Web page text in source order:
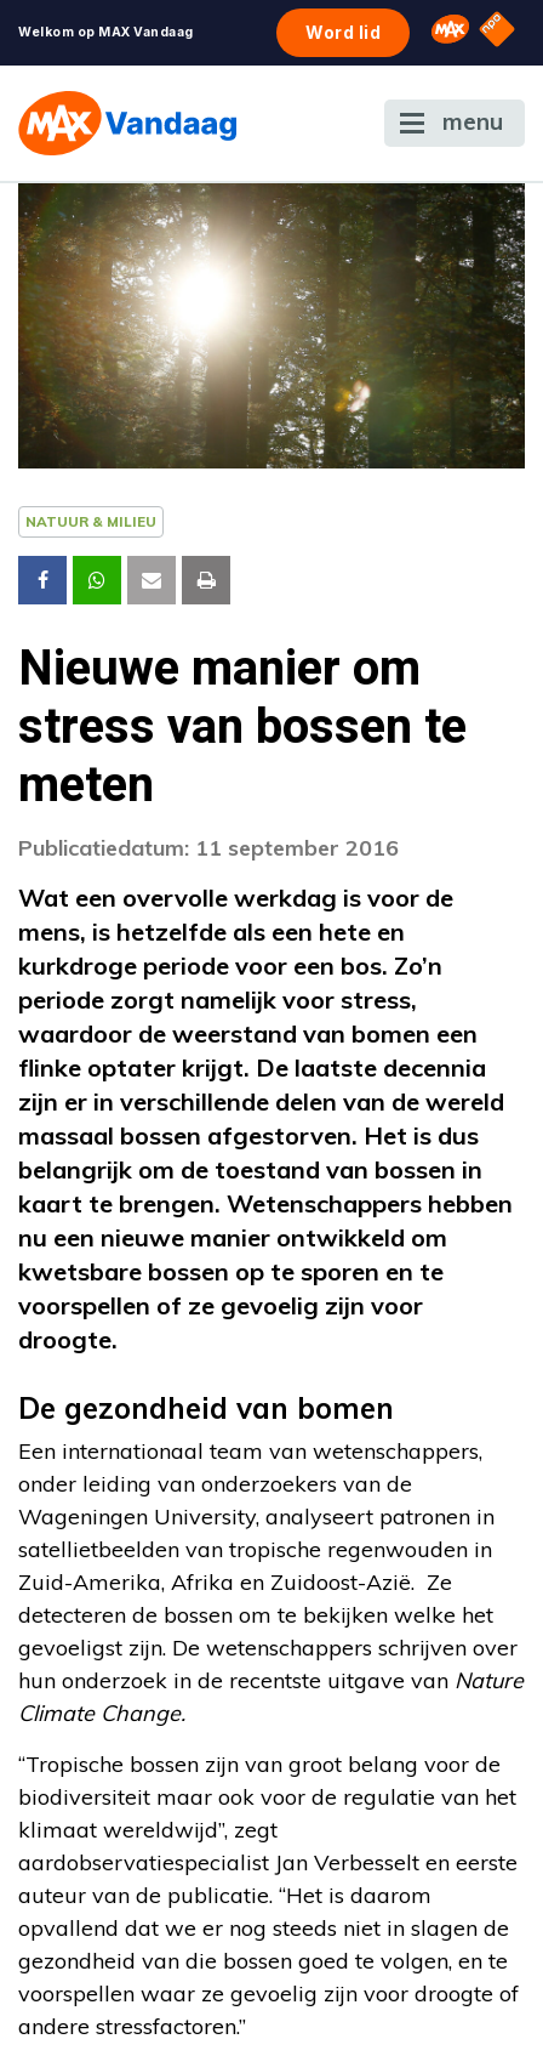
Welkom op MAX Vandaag Word lid Omroep
NPO
menu
NATUUR & MILIEU
Nieuwe manier om
stress van bossen te
meten
Publicatiedatum: 11 september 2016
Wat een overvolle werkdag is voor de
mens, is hetzelfde als een hete en
kurkdroge periode voor een bos. Zo’n
periode zorgt namelijk voor stress,
waardoor de weerstand van bomen een
flinke optater krijgt. De laatste decennia
zijn er in verschillende delen van de wereld
massaal bossen afgestorven. Het is dus
belangrijk om de toestand van bossen in
kaart te brengen. Wetenschappers hebben
nu een nieuwe manier ontwikkeld om
kwetsbare bossen op te sporen en te
voorspellen of ze gevoelig zijn voor
droogte.
De gezondheid van bomen
Een internationaal team van wetenschappers,
onder leiding van onderzoekers van de
Wageningen University, analyseert patronen in
satellietbeelden van tropische regenwouden in
Zuid-Amerika, Afrika en Zuidoost-Azië. Ze
detecteren de bossen om te bekijken welke het
gevoeligst zijn. De wetenschappers schrijven over
hun onderzoek in de recentste uitgave van Nature
Climate Change.
“Tropische bossen zijn van groot belang voor de
biodiversiteit maar ook voor de regulatie van het
klimaat wereldwijd’’, zegt
aardobservatiespecialist Jan Verbesselt en eerste
auteur van de publicatie. “Het is daarom
opvallend dat we er nog steeds niet in slagen de
gezondheid van die bossen goed te volgen, en te
voorspellen waar ze gevoelig zijn voor droogte of
andere stressfactoren.’’